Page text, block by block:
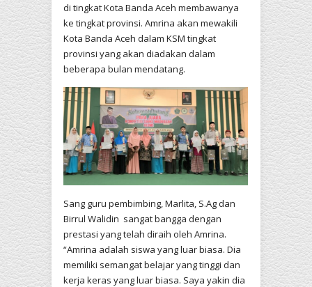
di tingkat Kota Banda Aceh membawanya
ke tingkat provinsi. Amrina akan mewakili
Kota Banda Aceh dalam KSM tingkat
provinsi yang akan diadakan dalam
beberapa bulan mendatang.
Sang guru pembimbing, Marlita, S.Ag dan
Birrul Walidin sangat bangga dengan
prestasi yang telah diraih oleh Amrina.
“Amrina adalah siswa yang luar biasa. Dia
memiliki semangat belajar yang tinggi dan
kerja keras yang luar biasa. Saya yakin dia